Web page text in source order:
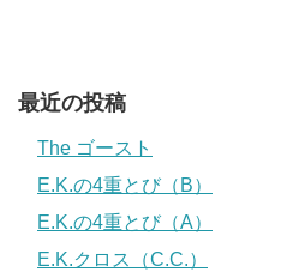
最近の投稿
The ゴースト
E.K.の4重とび（B）
E.K.の4重とび（A）
E.K.クロス（C.C.）